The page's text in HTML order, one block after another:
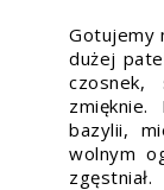
Gotujemy
dużej
bazylii,
wolnym